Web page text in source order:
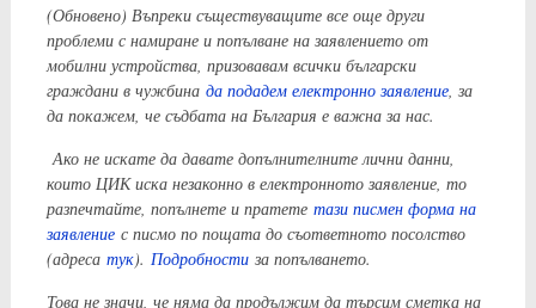
(Обновено) Въпреки съществуващите все още други
проблеми с намиране и попълване на заявлението от
мобилни устройства, призовавам всички български
граждани в чужбина да подадем електронно заявление, за
да покажем, че съдбата на България е важна за нас.
Ако не искате да давате допълнителните лични данни,
които ЦИК иска незаконно в електронното заявление, то
разпечтайте, попълнете и пратете тази писмен форма на
заявлениес писмо по пощата до съответното посолство
(адреса тук). Подробностиза попълването.
Това не значи, че няма да продължим да търсим сметка на